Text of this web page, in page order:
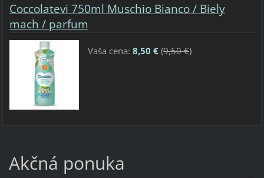
Coccolatevi 750ml Muschio Bianco / Biely
mach / parfum
Vaša cena: 8,50 €(9,50 €)
Akčná ponuka